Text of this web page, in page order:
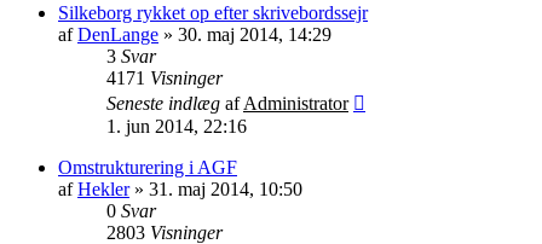
Silkeborg rykket op efter skrivebordssejr
afDenLange » 30. maj 2014, 14:29
3 Svar
4171 Visninger
Seneste indlæg afAdministrator
1. jun 2014, 22:16
Omstrukturering i AGF
afHekler» 31. maj 2014, 10:50
0 Svar
2803 Visninger